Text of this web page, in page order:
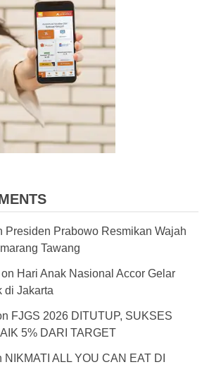
Presiden Prabowo Resmikan Wajah
Tawang
on Hari Anak Nasional Accor Gelar
di Jakarta
FJGS 2026 DITUTUP, SUKSES
5% DARI TARGET
NIKMATI ALL YOU CAN EAT DI